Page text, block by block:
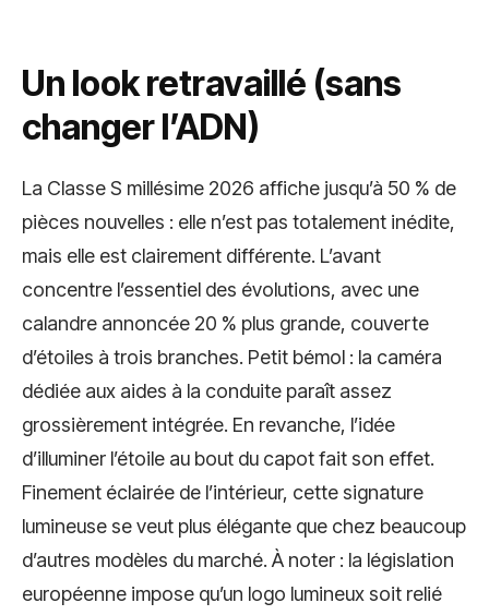
Un look retravaillé (sans
changer l’ADN)
La Classe S millésime 2026 affiche jusqu’à 50 % de
pièces nouvelles : elle n’est pas totalement inédite,
mais elle est clairement différente. L’avant
concentre l’essentiel des évolutions, avec une
calandre annoncée 20 % plus grande, couverte
d’étoiles à trois branches. Petit bémol : la caméra
dédiée aux aides à la conduite paraît assez
grossièrement intégrée. En revanche, l’idée
d’illuminer l’étoile au bout du capot fait son effet.
Finement éclairée de l’intérieur, cette signature
lumineuse se veut plus élégante que chez beaucoup
d’autres modèles du marché. À noter : la législation
européenne impose qu’un logo lumineux soit relié